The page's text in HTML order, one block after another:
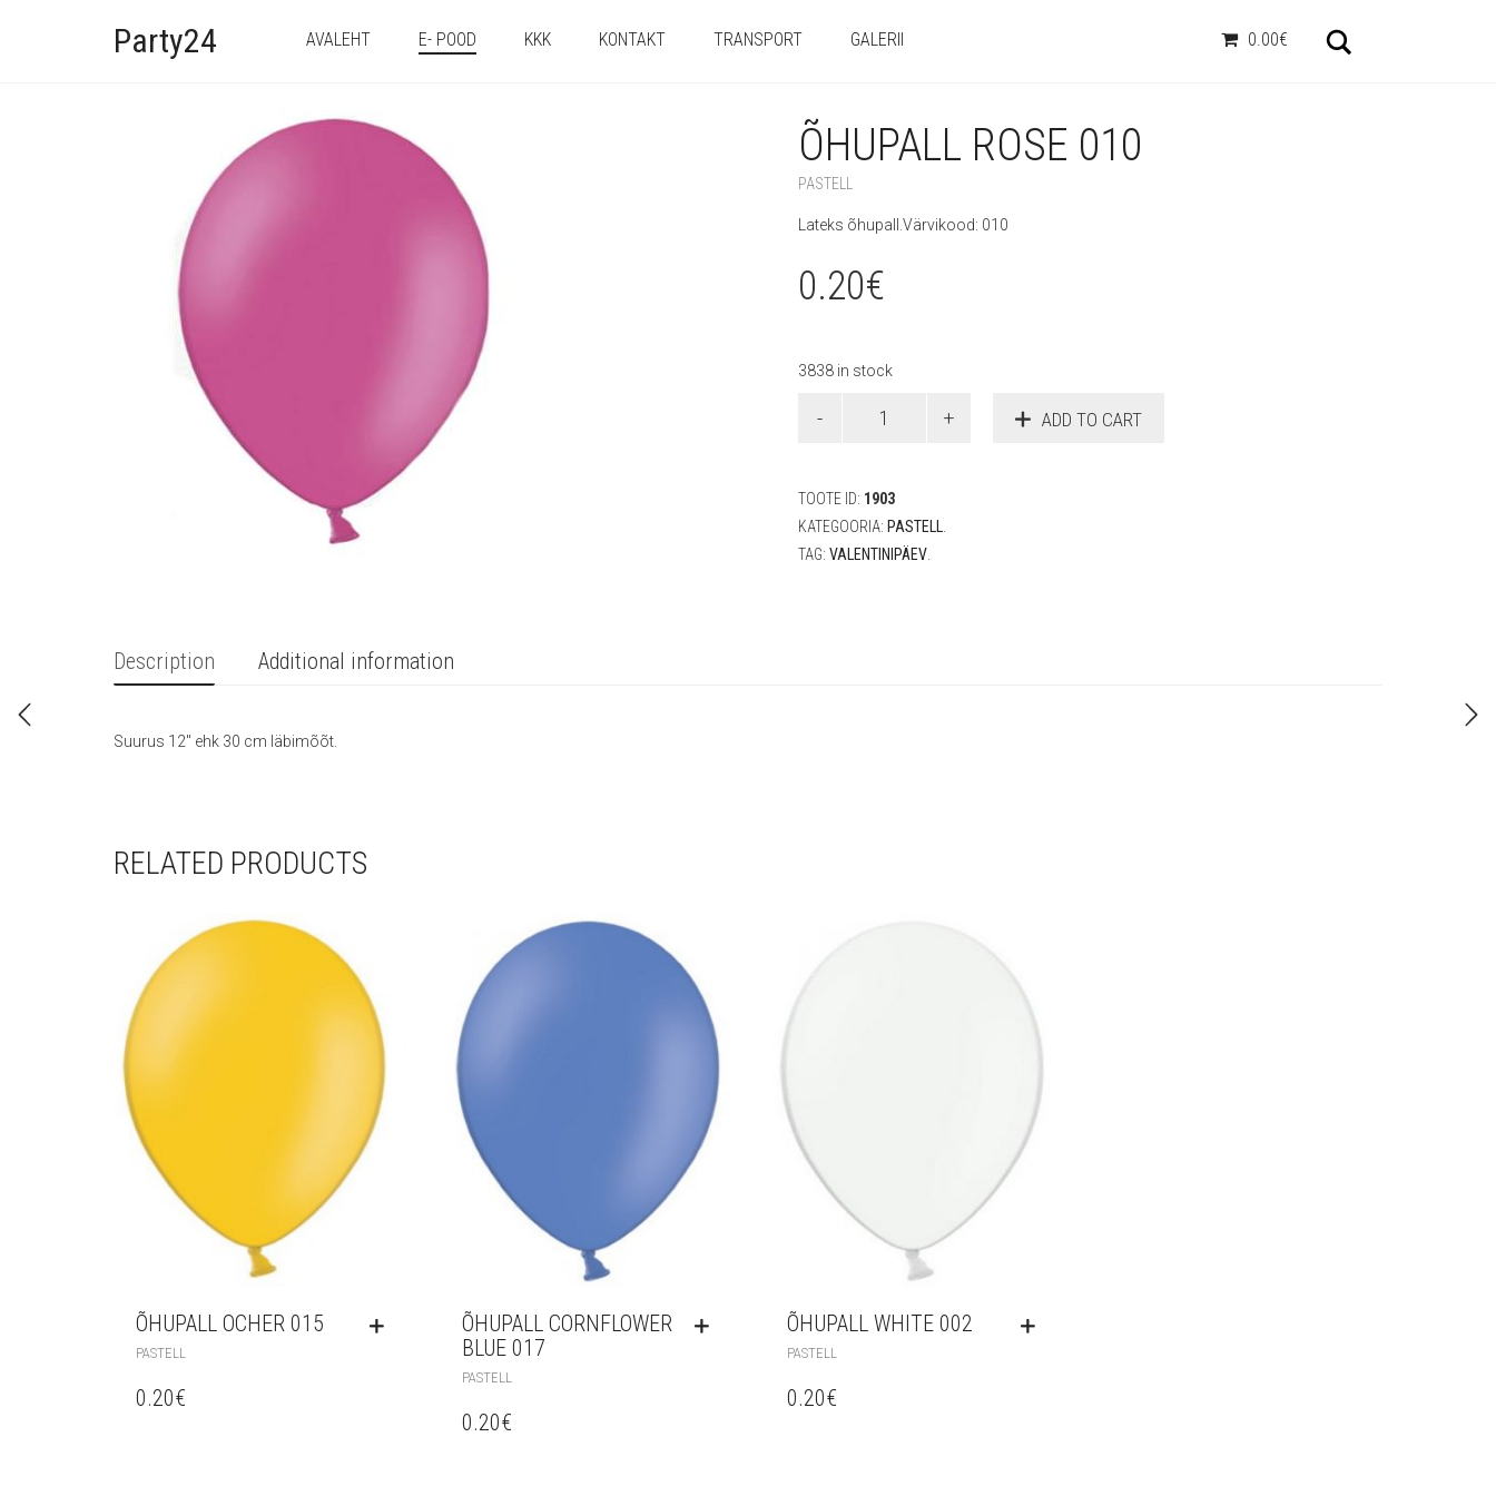
Party24 AVALEHT E- POOD KKK KONTAKT TRANSPORT GALERII 0.00€
ÕHUPALL ROSE 010
PASTELL
Lateks õhupall.Värvikood: 010
0.20€
3838 in stock
Rose
ADD TO CART
TOOTE ID: 1903
KATEGOORIA: PASTELL
TAG: VALENTINIPÄEV
Description Additional information
Suurus 12″ ehk 30 cm läbimõõt.
RELATED PRODUCTS
ÕHUPALL OCHER 015
PASTELL
0.20€
ÕHUPALL CORNFLOWER
BLUE 017
PASTELL
0.20€
ÕHUPALL WHITE 002
PASTELL
0.20€